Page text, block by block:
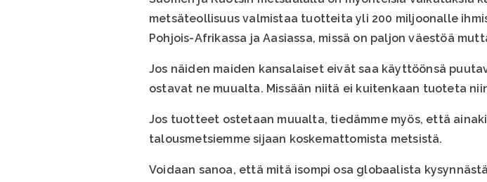
metsäteollisuus valmistaa tuotteita yli 200 miljoonalle
Pohjois-Afrikassa ja Aasiassa, missä on paljon väestöä
Jos näiden maiden kansalaiset eivät saa käyttöönsä
ostavat ne muualta. Missään niitä ei kuitenkaan tuoteta
Jos tuotteet ostetaan muualta, tiedämme myös, että
talousmetsiemme sijaan koskemattomista metsistä.
Voidaan sanoa, että mitä isompi osa globaalista